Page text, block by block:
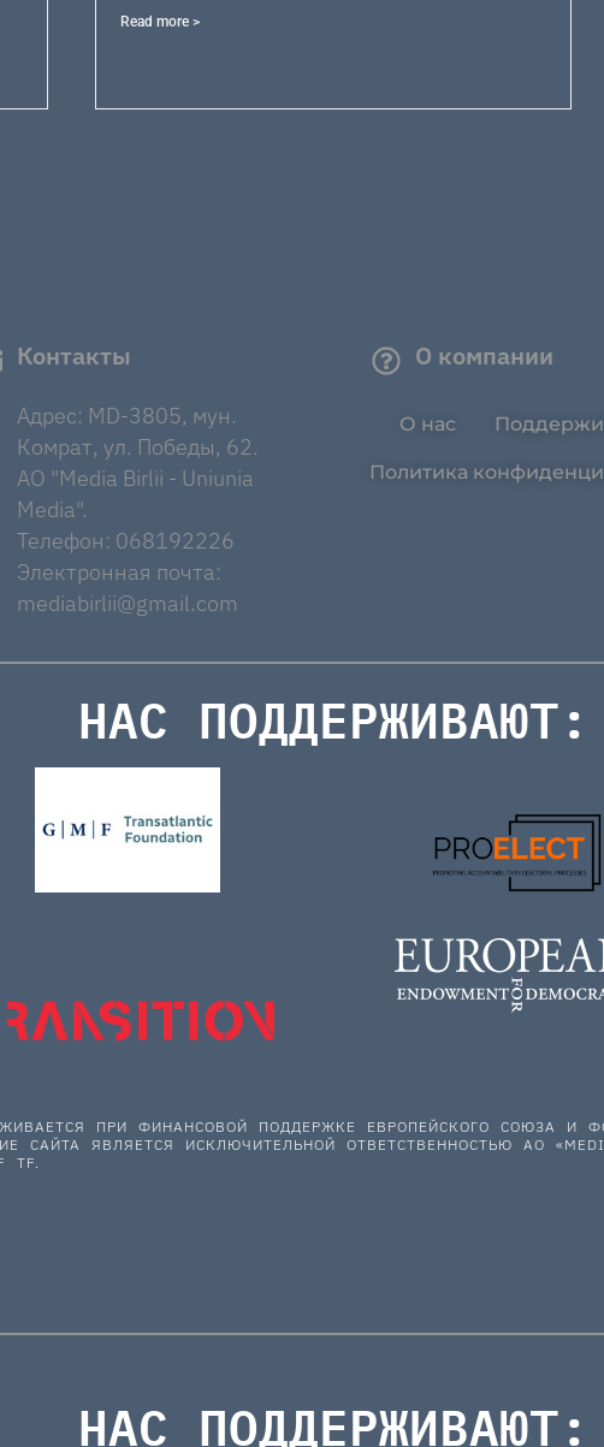
Read more >
Контакты
Адрес: MD-3805, мун.
Комрат, ул. Победы, 62.
AO "Media Birlii - Uniunia
Media".
Телефон: 068192226
Электронная почта:
mediabirlii@gmail.com
О компании
О нас
Политика
НАС ПОДДЕРЖИВАЮТ:
ПРИ ФИНАНСОВОЙ ПОДДЕРЖКЕ ЕВРОПЕЙСКОГО
САЙТА ЯВЛЯЕТСЯ ИСКЛЮЧИТЕЛЬНОЙ ОТВЕТСТВЕННОСТЬЮ АО
TF.
НАС ПОДДЕРЖИВАЮТ: